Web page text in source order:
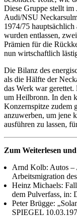
Diese Gruppe stellt im
Audi/NSU
1974/75
wurden entlassen,
Prämien für die
nun wirtschaftlich
Die Bilanz des
als die Hälfte der
das Werk war
um Heilbronn. In den
Konzernspitze zudem
anzuwerben, um jene
ausführen zu lassen,
Zum Weiterlesen
Arnd Kolb: Autos –
Arbeitsmigration
Heinz Michaels:
dem Pulverfass, in:
Peter Brügge:
SPIEGEL